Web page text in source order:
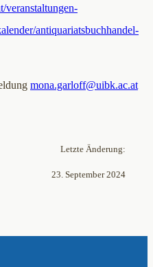
antiquariatsbuchhandel-
mona.garloff@uibk.ac.at
Letzte Änderung:
23. September 2024